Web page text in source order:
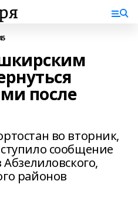
после
во вторник,
сообщение
Абзелиловского,
районов